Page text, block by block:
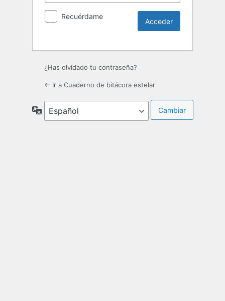
Recuérdame
¿Has olvidado tu contraseña?
← Ir a Cuaderno de bitácora estelar
Idioma